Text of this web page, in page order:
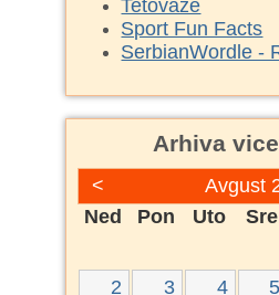
Tetovaze
Sport Fun Facts
SerbianWordle -
Arhiva
<
Avgust
Ned
Pon Uto Sre
2
3 4 5